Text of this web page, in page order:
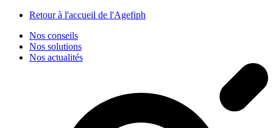
Retour à l'accueil de l'Agefiph
Nos conseils
Nos solutions
Nos actualités